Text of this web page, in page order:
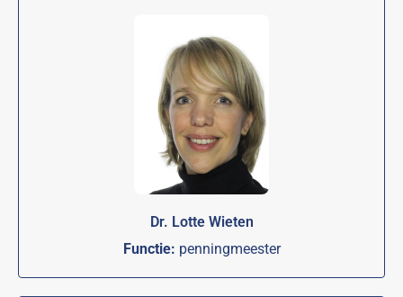
Dr. Lotte Wieten
Functie: penningmeester